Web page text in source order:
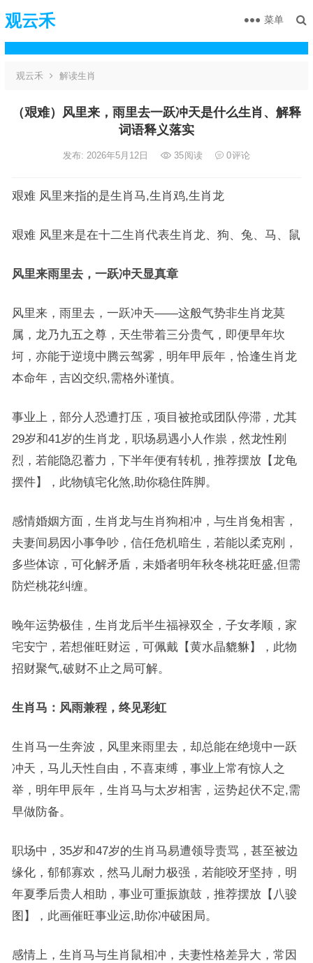
观云禾 菜单
观云禾 解读生肖
（艰难）风里来，雨里去一跃冲天是什么生肖、解释
词语释义落实
发布: 2026年5月12日 35阅读 0评论
艰难 风里来指的是生肖马,生肖鸡,生肖龙
艰难 风里来是在十二生肖代表生肖龙、狗、兔、马、鼠
风里来雨里去，一跃冲天显真章
风里来，雨里去，一跃冲天——这般气势非生肖龙莫
属，龙乃九五之尊，天生带着三分贵气，即便早年坎
坷，亦能于逆境中腾云驾雾，明年甲辰年，恰逢生肖龙
本命年，吉凶交织,需格外谨慎。
事业上，部分人恐遭打压，项目被抢或团队停滞，尤其
29岁和41岁的生肖龙，职场易遇小人作祟，然龙性刚
烈，若能隐忍蓄力，下半年便有转机，推荐摆放【龙龟
摆件】，此物镇宅化煞,助你稳住阵脚。
感情婚姻方面，生肖龙与生肖狗相冲，与生肖兔相害，
夫妻间易因小事争吵，信任危机暗生，若能以柔克刚，
多些体谅，可化解矛盾，未婚者明年秋冬桃花旺盛,但需
防烂桃花纠缠。
晚年运势极佳，生肖龙后半生福禄双全，子女孝顺，家
宅安宁，若想催旺财运，可佩戴【黄水晶貔貅】，此物
招财聚气,破财不止之局可解。
生肖马：风雨兼程，终见彩虹
生肖马一生奔波，风里来雨里去，却总能在绝境中一跃
冲天，马儿天性自由，不喜束缚，事业上常有惊人之
举，明年甲辰年，生肖马与太岁相害，运势起伏不定,需
早做防备。
职场中，35岁和47岁的生肖马易遭领导责骂，甚至被边
缘化，郁郁寡欢，然马儿耐力极强，若能咬牙坚持，明
年夏季后贵人相助，事业可重振旗鼓，推荐摆放【八骏
图】，此画催旺事业运,助你冲破困局。
感情上，生肖马与生肖鼠相冲，夫妻性格差异大，常因